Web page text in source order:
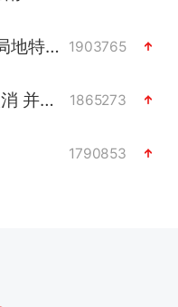
10余省份将出现强风雨 局地特大暴雨 1903765
国足U17与阿森纳决赛取消 并列冠军 1865273
1790853